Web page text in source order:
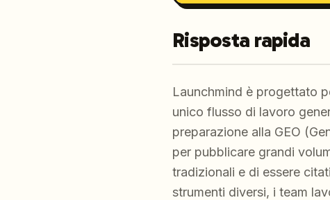
Risposta rapida
Launchmind è progettato
unico flusso di lavoro
preparazione alla GEO
per pubblicare grandi
tradizionali e di essere
strumenti diversi, i team